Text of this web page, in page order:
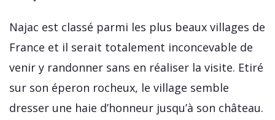
Najac est classé parmi les plus beaux villages de
France et il serait totalement inconcevable de
venir y randonner sans en réaliser la visite. Etiré
sur son éperon rocheux, le village semble
dresser une haie d’honneur jusqu’à son château.